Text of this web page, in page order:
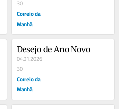
30
Correio da
Manhã
Desejo de Ano Novo
04.01.2026
30
Correio da
Manhã